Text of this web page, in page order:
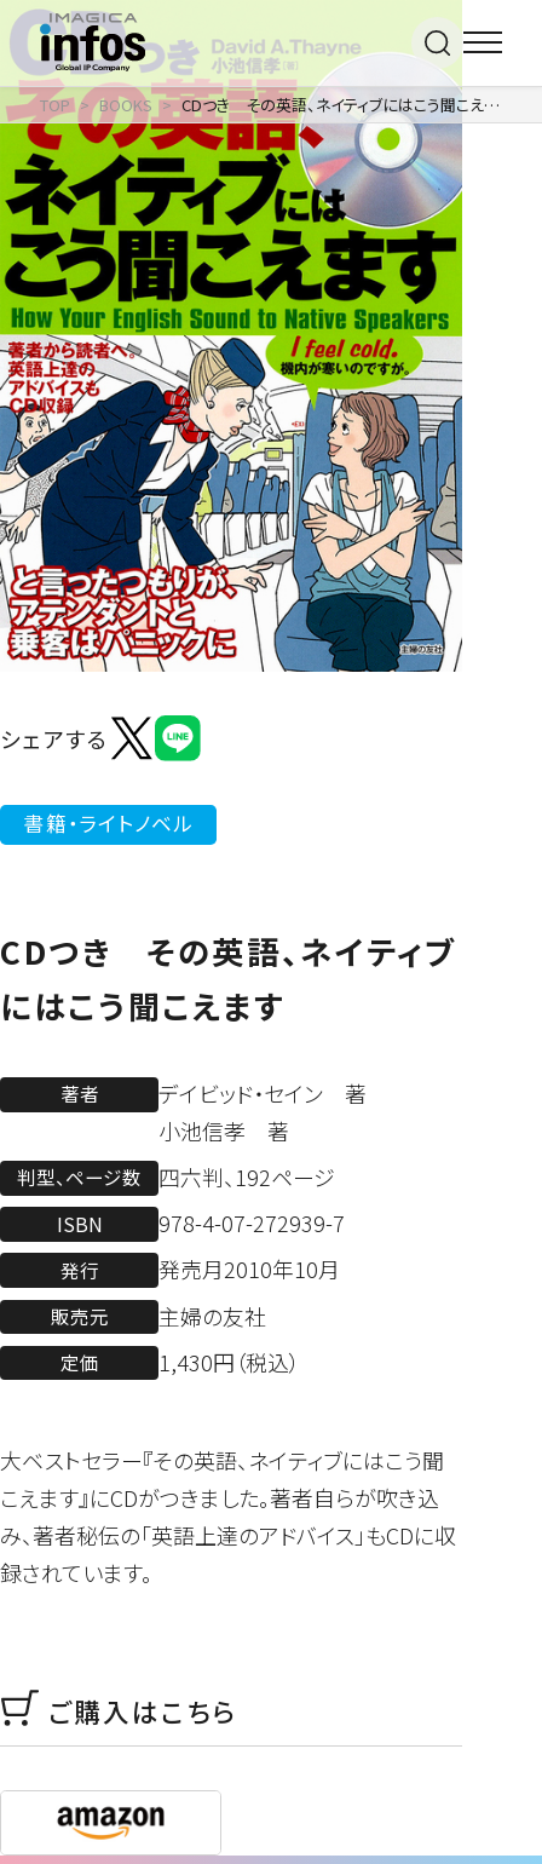
IP / MEDIA
事業紹介 TOP
出版事業
ライトアニメ事業
メディア事業
イベント事業／
配信事業
アパレル事業
COMPANY
会社情報 TOP
企業理念
会社概要
アクセス
沿革
RECRUIT
採用情報 TOP
新卒採用
中途・
アルバイト採用
よくあるご質問
ONLINE SHOP
TOP BOOKS CDつき その英語、ネイティブにはこう聞こえます
シェアする
書籍・ライトノベル
CDつき その英語、ネイティブ
にはこう聞こえます
著者
デイビッド・セイン 著
小池信孝 著
判型、ページ数 四六判、192ページ
ISBN 978-4-07-272939-7
発行 発売月2010年10月
販売元 主婦の友社
定価 1,430円（税込）
大ベストセラー『その英語、ネイティブにはこう聞
こえます』にCDがつきました。著者自らが吹き込
み、著者秘伝の「英語上達のアドバイス」もCDに収
録されています。
ご購入はこちら